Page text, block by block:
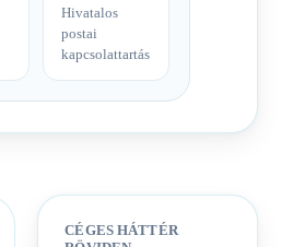
Hivatalos
postai
kapcsolattartás
CÉGES HÁTTÉR